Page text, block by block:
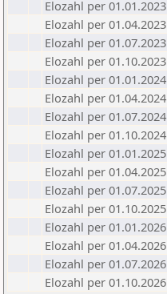
Elozahl per 01.01.2023
Elozahl per 01.04.2023
Elozahl per 01.07.2023
Elozahl per 01.10.2023
Elozahl per 01.01.2024
Elozahl per 01.04.2024
Elozahl per 01.07.2024
Elozahl per 01.10.2024
Elozahl per 01.01.2025
Elozahl per 01.04.2025
Elozahl per 01.07.2025
Elozahl per 01.10.2025
Elozahl per 01.01.2026
Elozahl per 01.04.2026
Elozahl per 01.07.2026
Elozahl per 01.10.2026